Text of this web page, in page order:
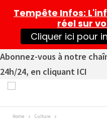
Abonnez-vous à notre
24h/24, en cliquant ICI
Home Culture
Tempête Infos:
réel sur
Cliquer ici pour